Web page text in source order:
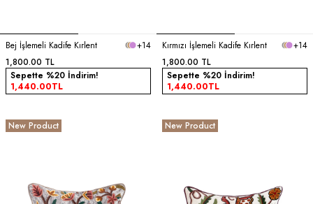
Bej İşlemeli Kadife Kırlent
+14
1,800.00 TL
Sepette %20 İndirim!
1,440.00TL
Kırmızı İşlemeli Kadife Kırlent
+14
1,800.00 TL
Sepette %20 İndirim!
1,440.00TL
New Product New Product